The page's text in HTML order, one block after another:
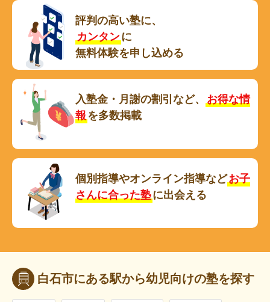
評判の高い塾に、
カンタンに
無料体験を申し込める
入塾金・月謝の割引など、
お得な情
報を多数掲載
個別指導やオンライン指導などお子
さんに合った塾に出会える
白石市にある駅から幼児向けの塾を探す